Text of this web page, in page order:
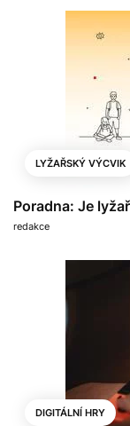
LYŽAŘSKÝ VÝCVIK
Poradna: Je
redakce
DIGITÁLNÍ HRY